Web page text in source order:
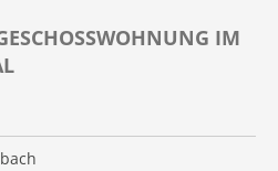
IM